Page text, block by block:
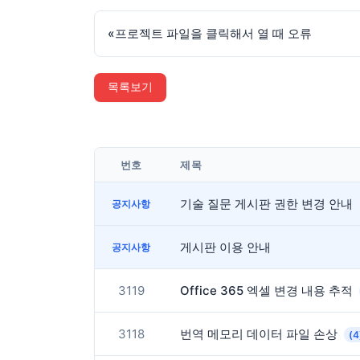
«프로젝트 파일을 클릭해서 열 때 오류
목록보기
번호 제목
공지사항 기술 질문 게시판 권한 변경 안내
공지사항 게시판 이용 안내
3119 Office 365 엑셀 변경 내용 추적
3118 번역 메모리 데이터 파일 손상